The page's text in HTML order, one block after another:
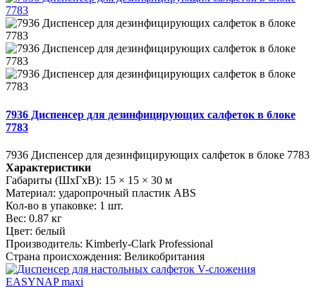
7936 Диспенсер для дезинфицирующих салфеток в блоке
7783
7936 Диспенсер для дезинфицирующих салфеток в блоке 7783
Характеристики
Габариты (ШхГхВ): 15 × 15 × 30 м
Материал: ударопрочный пластик ABS
Кол-во в упаковке: 1 шт.
Вес: 0.87 кг
Цвет: белый
Производитель: Kimberly-Clark Professional
Страна происхождения: Великобритания